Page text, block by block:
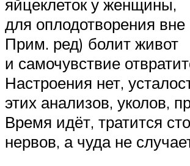
яйцеклеток у женщины,
для оплодотворения
Прим. ред) болит живот
и самочувствие
Настроения нет,
этих анализов, уколов,
Время идёт, тратится
нервов, а чуда не